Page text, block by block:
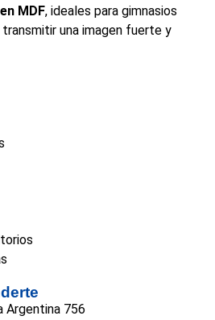
MDF, ideales para gimnasios
una imagen fuerte y
Argentina 756